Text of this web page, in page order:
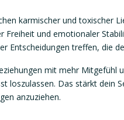
karmischer und toxischer
Freiheit und emotionaler
Entscheidungen treffen, die
mit mehr Mitgefühl
loszulassen. Das stärkt dein
anzuziehen.